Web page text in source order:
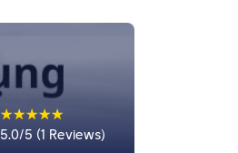
☆
☆
☆
☆
☆
5.0/5 (1 Reviews)